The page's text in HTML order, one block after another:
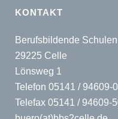
KONTAKT
Berufsbildende
29225 Celle
Lönsweg 1
Telefon 05141 / 94609-0
Telefax 05141 / 94609-